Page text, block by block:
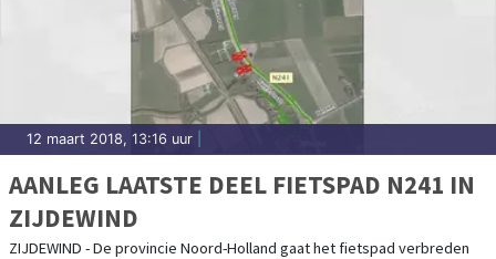
12 maart 2018, 13:16 uur
AANLEG LAATSTE DEEL FIETSPAD N241 IN
ZIJDEWIND
ZIJDEWIND - De provincie Noord-Holland gaat het fietspad verbreden